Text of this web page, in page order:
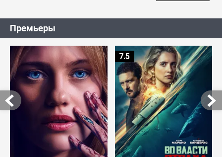
Премьеры
7.5